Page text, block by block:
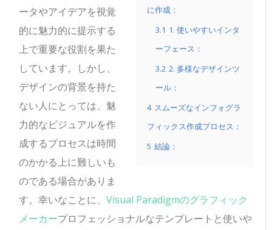
に作成：
3.1 1. 使いやすいインタ
ーフェース：
3.2 2. 多様なデザインツ
ール：
4 スムーズなインフォグラ
フィックス作成プロセス：
5 結論：
ータやアイデアを視覚
的に魅力的に提示する
上で重要な役割を果た
しています。しかし、
デザインの背景を持た
ない人にとっては、魅
力的なビジュアルを作
成するプロセスは時間
のかかる上に難しいも
のである場合がありま
す。幸いなことに、Visual Paradigmのグラフィック
メーカープロフェッショナルなテンプレートと使いや